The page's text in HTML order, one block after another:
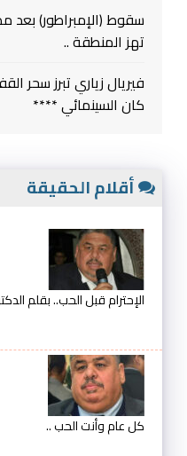
تهز المنطقة ..
فيريال زياري تبرز سحر
كان السينمائي ****
أقلام الحقيقة
الإحترام قبل الحب.. بقلم
كل عام وأنت الحب ..